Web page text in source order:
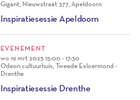
Gigant, Nieuwstraat 377, Apeldoorn
Inspiratiesessie Apeldoorn
EVENEMENT
wo 19 mrt 202515:00 - 17:30
Odeon cultuurhuis, Tweede Exloermond -
Drenthe
Inspiratiesessie Drenthe